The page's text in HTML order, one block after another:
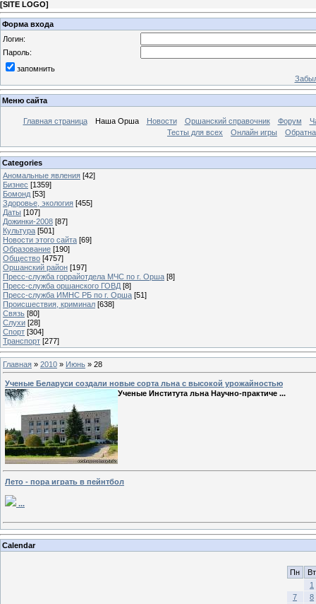
[SITE LOGO]
Форма входа
Логин:
Пароль:
запомнить
Меню сайта
Главная страница Наша Орша Новости Оршанский справочник Форум
Тесты для всех
Онлайн игры
Categories
Аномальные явления [42]
Бизнес [1359]
Бомонд [53]
Здоровье, экология [455]
Даты [107]
Дожинки-2008 [87]
Культура [501]
Новости этого сайта [69]
Образование [190]
Общество [4757]
Оршанский район [197]
Пресс-служба горрайотдела МЧС по г. Орша [8]
Пресс-служба оршанского ГОВД [8]
Пресс-служба ИМНС РБ по г. Орша [51]
Проиcшествия, криминал [638]
Связь [80]
Слухи [28]
Спорт [304]
Транспорт [277]
Главная » 2010 » Июнь » 28
Ученые Беларуси создали новые сорта льна с высокой урожайностью
Ученые Института льна Научно-практиче ...
Лето - пора играть в пейнтбол
...
Calendar
Пн
Вт
1
7
8